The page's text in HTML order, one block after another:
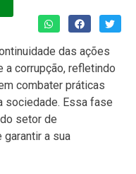
das ações
a corrupção, refletindo
combater práticas
sociedade. Essa fase
setor de
a sua